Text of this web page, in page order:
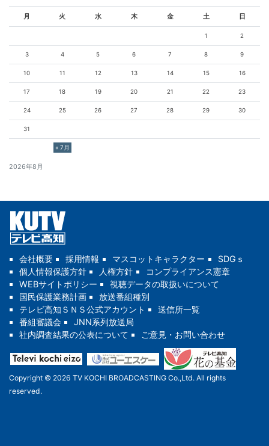
2026年8月
月 火 水 木 金 土 日
« 7月
1 2
3 4 5 6 7 8 9
10 11 12 13 14 15 16
17 18 19 20 21 22 23
24 25 26 27 28 29 30
31
会社概要 採用情報 マスコットキャラクター
SDGｓ
個人情報保護方針
人権方針
コンプライアンス憲章
WEBサイトポリシー
視聴データの取扱いについて
国民保護業務計画
放送番組種別
テレビ高知ＳＮＳ公式アカウント
送信所一覧
番組審議会
JNN系列放送局
社内調査結果の公表について
ご意見・お問い合わせ
Copyright © 2026 TV KOCHI BROADCASTING Co.,Ltd. All rights
reserved.